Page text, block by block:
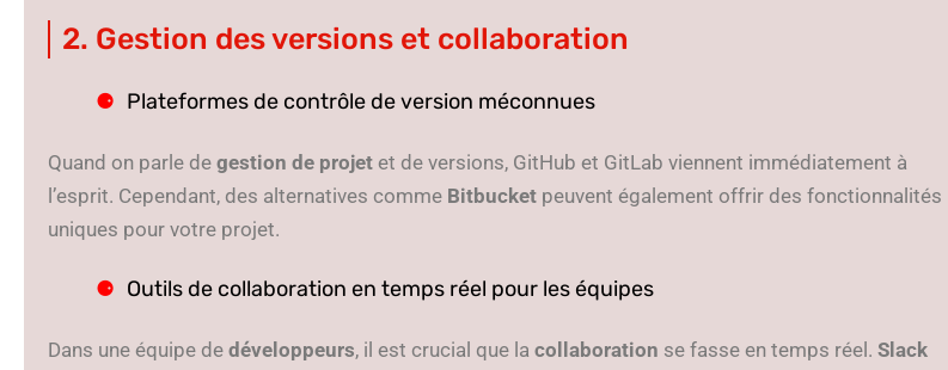
2. Gestion des versions et collaboration
Plateformes de contrôle de version méconnues
Quand on parle de gestion de projet et de versions, GitHub et GitLab viennent immédiatement à
l’esprit. Cependant, des alternatives comme Bitbucket peuvent également offrir des fonctionnalités
uniques pour votre projet.
Outils de collaboration en temps réel pour les équipes
Dans une équipe de développeurs, il est crucial que la collaboration se fasse en temps réel. Slack